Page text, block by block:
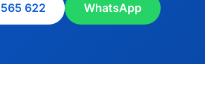
622 WhatsApp